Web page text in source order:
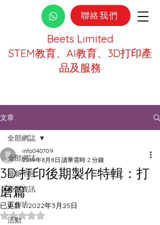
Beets Limited
STEM教育、AI教育、3D打印產
品及服務
聯絡我們
文章
全部網誌
最新消息
產品資訊
工作坊
活動
全部網誌
3D 打印後期製作特輯：打
磨篇
info040709
2019年8月8日 讀畢需時 2 分鐘
已更新：2022年3月25日
評等為 NaN（最高為 5 顆星）。